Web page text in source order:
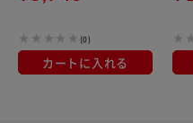
(0)
カートに入れる